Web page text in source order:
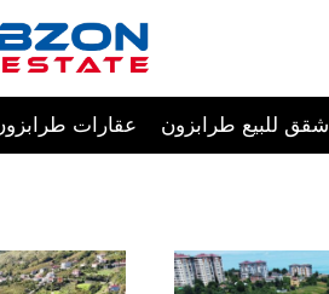
عقارات
شقق للبيع طرابزون